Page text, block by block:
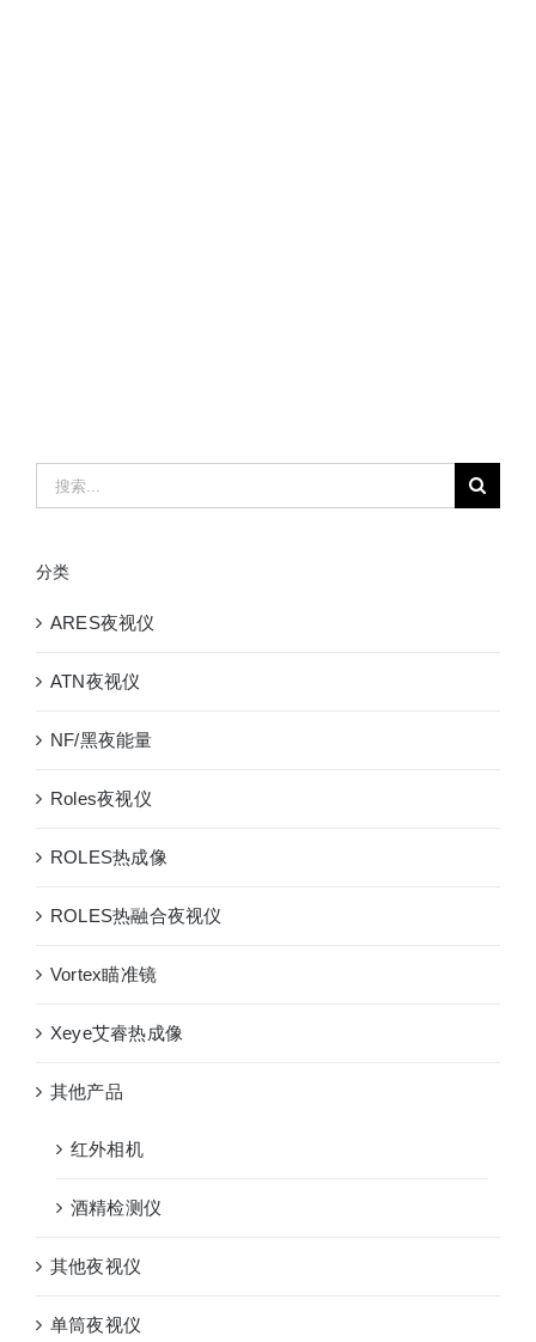
索：
分类
ARES夜视仪
ATN夜视仪
NF/黑夜能量
Roles夜视仪
ROLES热成像
ROLES热融合夜视仪
Vortex瞄准镜
Xeye艾睿热成像
其他产品
红外相机
酒精检测仪
其他夜视仪
单筒夜视仪